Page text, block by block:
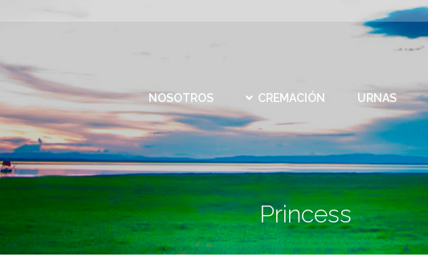
NOSOTROS CREMACIÓN URNAS
Princess
CONTACTO